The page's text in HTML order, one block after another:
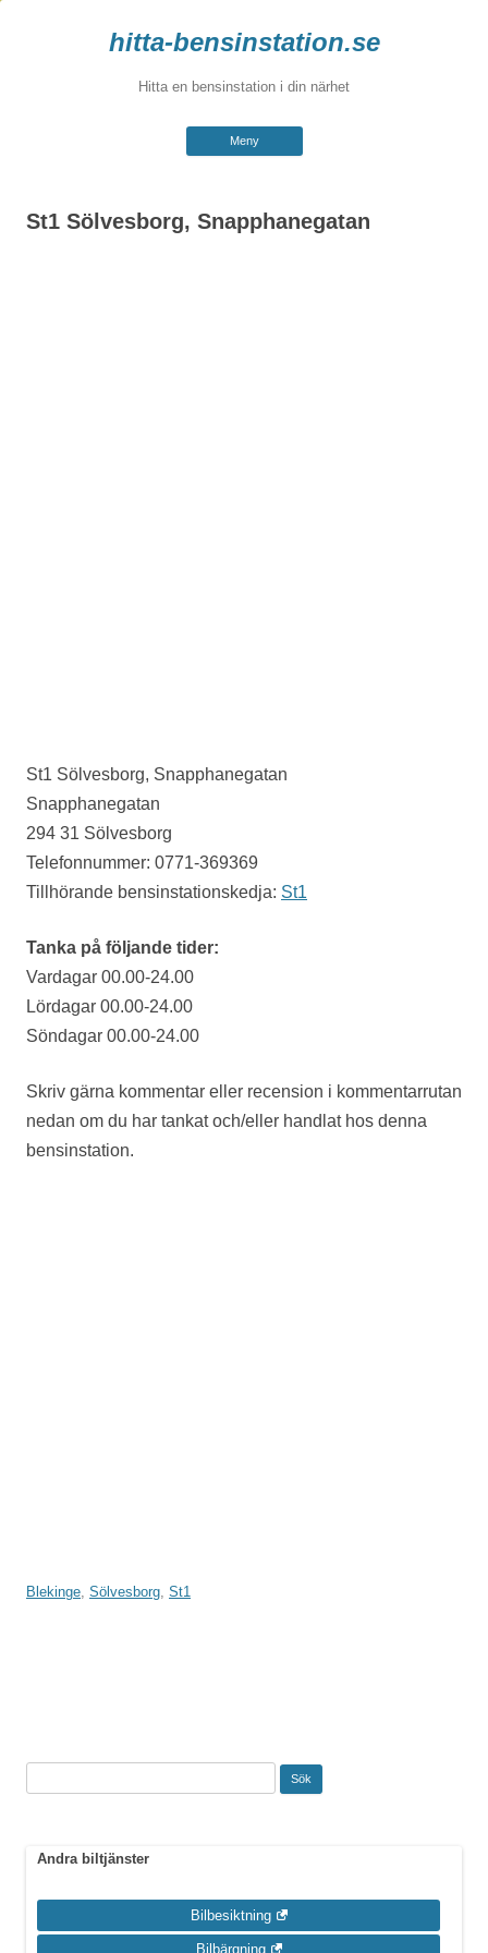
hitta-bensinstation.se
Hitta en bensinstation i din närhet
Meny
Hoppa
till
St1 Sölvesborg, Snapphanegatan
St1 Sölvesborg, Snapphanegatan
Snapphanegatan
294 31 Sölvesborg
Telefonnummer: 0771-369369
Tillhörande bensinstationskedja: St1
Tanka på följande tider:
Vardagar 00.00-24.00
Lördagar 00.00-24.00
Söndagar 00.00-24.00
Skriv gärna kommentar eller recension i kommentarrutan
nedan om du har tankat och/eller handlat hos denna
bensinstation.
Blekinge, Sölvesborg, St1
Andra biltjänster
Bilbesiktning
Bilbärgning